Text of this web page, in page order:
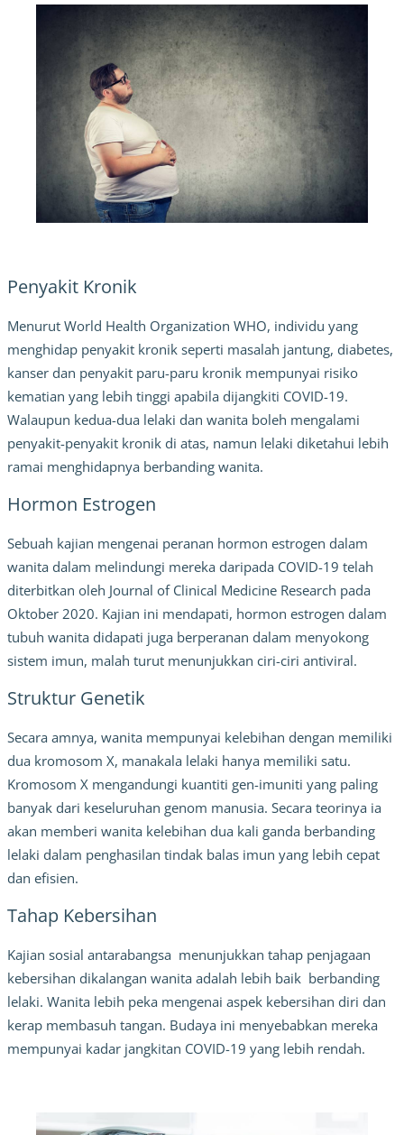
Penyakit Kronik
Menurut World Health Organization WHO, individu yang
menghidap penyakit kronik seperti masalah jantung, diabetes,
kanser dan penyakit paru-paru kronik mempunyai risiko
kematian yang lebih tinggi apabila dijangkiti COVID-19.
Walaupun kedua-dua lelaki dan wanita boleh mengalami
penyakit-penyakit kronik di atas, namun lelaki diketahui lebih
ramai menghidapnya berbanding wanita.
Hormon Estrogen
Sebuah kajian mengenai peranan hormon estrogen dalam
wanita dalam melindungi mereka daripada COVID-19 telah
diterbitkan oleh Journal of Clinical Medicine Research pada
Oktober 2020. Kajian ini mendapati, hormon estrogen dalam
tubuh wanita didapati juga berperanan dalam menyokong
sistem imun, malah turut menunjukkan ciri-ciri antiviral.
Struktur Genetik
Secara amnya, wanita mempunyai kelebihan dengan memiliki
dua kromosom X, manakala lelaki hanya memiliki satu.
Kromosom X mengandungi kuantiti gen-imuniti yang paling
banyak dari keseluruhan genom manusia. Secara teorinya ia
akan memberi wanita kelebihan dua kali ganda berbanding
lelaki dalam penghasilan tindak balas imun yang lebih cepat
dan efisien.
Tahap Kebersihan
Kajian sosial antarabangsa menunjukkan tahap penjagaan
kebersihan dikalangan wanita adalah lebih baik berbanding
lelaki. Wanita lebih peka mengenai aspek kebersihan diri dan
kerap membasuh tangan. Budaya ini menyebabkan mereka
mempunyai kadar jangkitan COVID-19 yang lebih rendah.